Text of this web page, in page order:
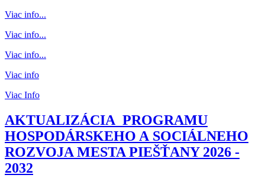
Viac info...
Viac info...
Viac info...
Viac info
Viac Info
AKTUALIZÁCIA PROGRAMU
HOSPODÁRSKEHO A SOCIÁLNEHO
ROZVOJA MESTA PIEŠŤANY 2026 -
2032